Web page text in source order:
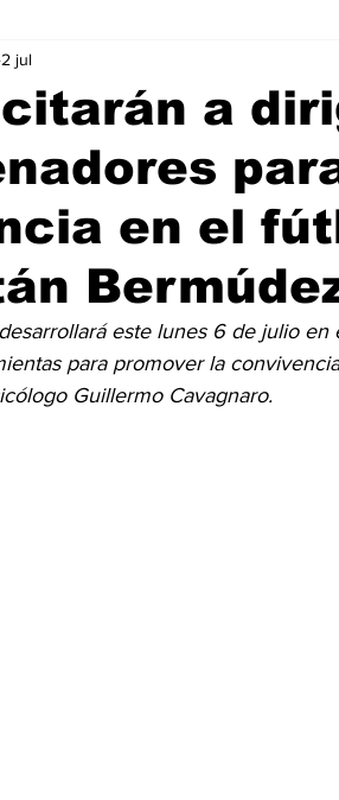
San Lorenzo
Departamento San Lorenzo Pujato
a
en el
2 jul
este lunes 6 de julio
para promover la
Guillermo Cavagnaro.